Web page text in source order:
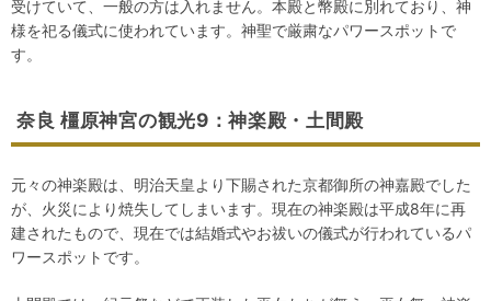
受けていて、一般の方は入れません。本殿と幣殿に別れており、神
様を祀る儀式に使われています。神聖で厳粛なパワースポットで
す。
奈良 橿原神宮の観光9：神楽殿・土間殿
元々の神楽殿は、明治天皇より下賜された京都御所の神嘉殿でした
が、火災により焼失してしまいます。現在の神楽殿は平成8年に再
建されたもので、現在では結婚式やお祓いの儀式が行われているパ
ワースポットです。